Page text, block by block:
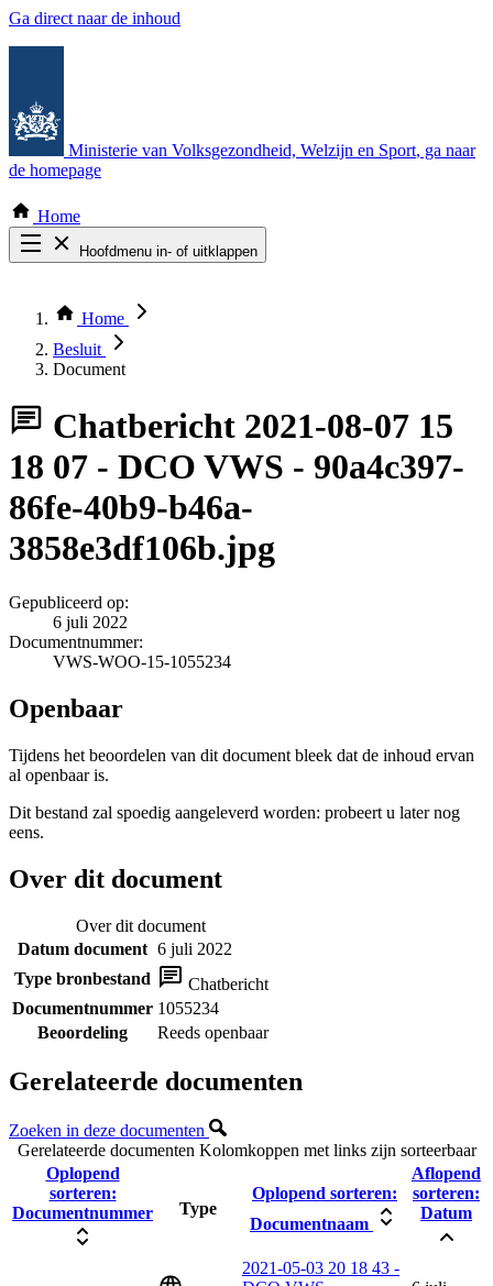
Ga direct naar de inhoud
Ministerie van Volksgezondheid, Welzijn en Sport, ga naar
de homepage
Home
Hoofdmenu in- of uitklappen
Thema COVID-19
Bekijk per bestuursorgaan
Home
Besluit
Document
Chatbericht 2021-08-07 15
18 07 - DCO VWS - 90a4c397-
86fe-40b9-b46a-
3858e3df106b.jpg
Gepubliceerd op:
6 juli 2022
Documentnummer:
VWS-WOO-15-1055234
Openbaar
Tijdens het beoordelen van dit document bleek dat de inhoud ervan
al openbaar is.
Dit bestand zal spoedig aangeleverd worden: probeert u later nog
eens.
Over dit document
Over dit document
Datum document 6 juli 2022
Type bronbestand
Chatbericht
Documentnummer 1055234
Beoordeling
Reeds openbaar
Gerelateerde documenten
Zoeken in deze documenten
Gerelateerde documenten Kolomkoppen met links zijn sorteerbaar
Oplopend
sorteren:
Documentnummer
Type
Oplopend sorteren:
Documentnaam
Aflopend
sorteren:
Datum
2021-05-03 20 18 43 -